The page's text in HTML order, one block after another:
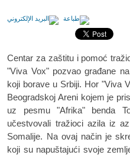
Centar za zaštitu i pomoć
"Viva Vox" pozvao građane
koji borave u Srbiji. Hor "Viva
Beogradskoj Areni kojem je
uz pesmu "Afrika" benda
učestvovali tražioci azila iz
Somalije. Na ovaj način je
koji su napuštajući svoje